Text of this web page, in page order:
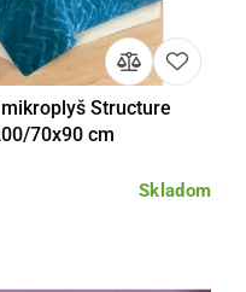
Do košíka
Structure
70x90 cm
Skladom